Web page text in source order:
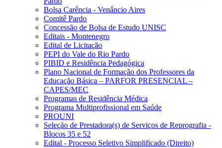
Bolsa Carência - Venâncio Aires
Comitê Pardo
Concessão de Bolsa de Estudo UNISC
Editais - Montenegro
Edital de Licitação
PEPI do Vale do Rio Pardo
PIBID e Residência Pedagógica
Plano Nacional de Formação dos Professores da
Educação Básica – PARFOR PRESENCIAL –
CAPES/MEC
Programas de Residência Médica
Programa Multiprofissional em Saúde
PROUNI
Seleção de Prestadora(s) de Serviços de Reprografia -
Blocos 35 e 52
Edital - Processo Seletivo Simplificado (Direito)